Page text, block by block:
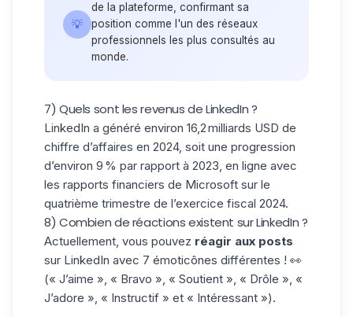
💡
de la plateforme, confirmant sa
position comme l'un des réseaux
professionnels les plus consultés au
monde.
7) Quels sont les revenus de LinkedIn ?
LinkedIn a généré environ 16,2 milliards USD de
chiffre d’affaires en 2024, soit une progression
d’environ 9 % par rapport à 2023, en ligne avec
les rapports financiers de Microsoft sur le
quatrième trimestre de l’exercice fiscal 2024.
8) Combien de réactions existent sur LinkedIn ?
Actuellement, vous pouvez réagir aux posts
sur LinkedIn avec 7 émoticônes différentes ! 👀
(« J’aime », « Bravo », « Soutient », « Drôle », «
J’adore », « Instructif » et « Intéressant »).